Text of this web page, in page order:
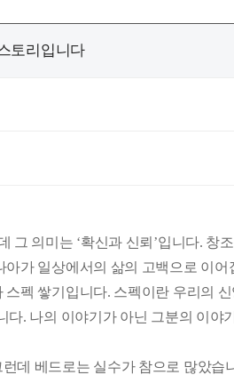
토리입니다
그 의미는 ‘확신과 신뢰’입니다.
가 일상에서의 삶의 고백으로 이
펙 쌓기입니다. 스펙이란 우리의
. 나의 이야기가 아닌 그분의 이
데 베드로는 실수가 참으로 많았